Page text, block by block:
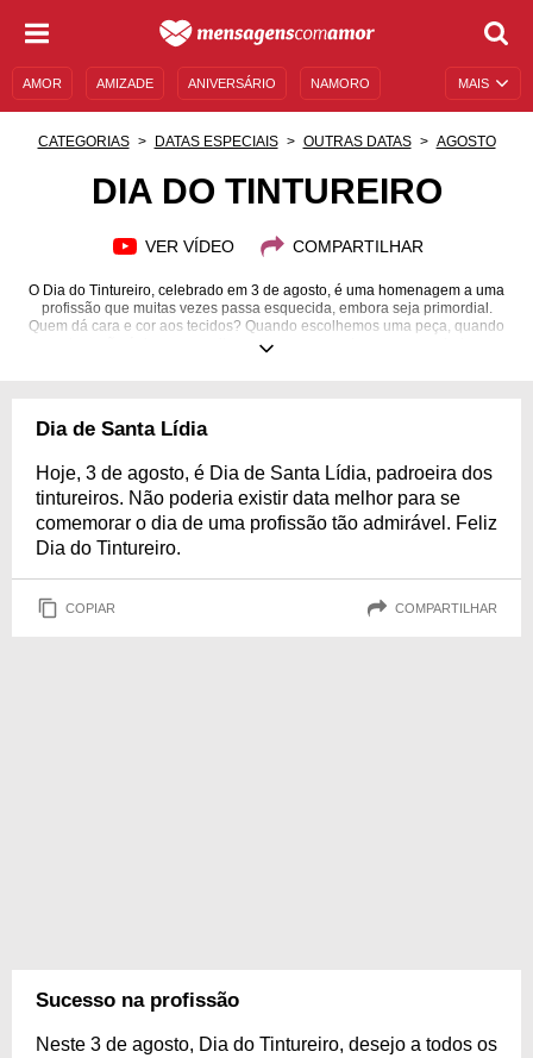
MAIS
AMOR AMIZADE ANIVERSÁRIO NAMORO
CATEGORIAS DATAS ESPECIAIS OUTRAS DATAS AGOSTO
DIA DO TINTUREIRO
VER VÍDEO COMPARTILHAR
O Dia do Tintureiro, celebrado em 3 de agosto, é uma homenagem a uma
profissão que muitas vezes passa esquecida, embora seja primordial.
Quem dá cara e cor aos tecidos? Quando escolhemos uma peça, quando
os tons são únicos e permitem que uma peça de roupa nos ajude a
Conhecer pigmentos e tons e transmiti-los aos tecidos não é uma tarefa
Dia de Santa Lídia
Hoje, 3 de agosto, é Dia de Santa Lídia, padroeira dos
tintureiros. Não poderia existir data melhor para se
comemorar o dia de uma profissão tão admirável. Feliz
Dia do Tintureiro.
COPIAR COMPARTILHAR
Sucesso na profissão
Neste 3 de agosto, Dia do Tintureiro, desejo a todos os